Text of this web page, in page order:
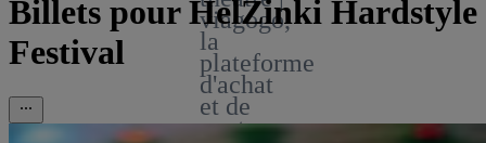
viagogo,
la
plateforme
d'achat
et de
vente
Billets pour HelZinki Hardstyle
Festival